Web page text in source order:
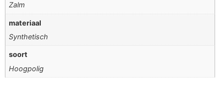
Zalm
materiaal
Synthetisch
soort
Hoogpolig